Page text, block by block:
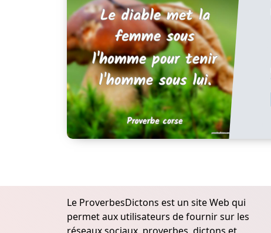
Le ProverbesDictons est un site Web qui
permet aux utilisateurs de fournir sur les